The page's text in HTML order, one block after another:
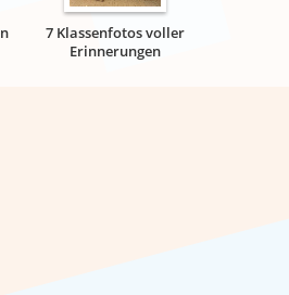
7 Klassenfotos voller
Erinnerungen